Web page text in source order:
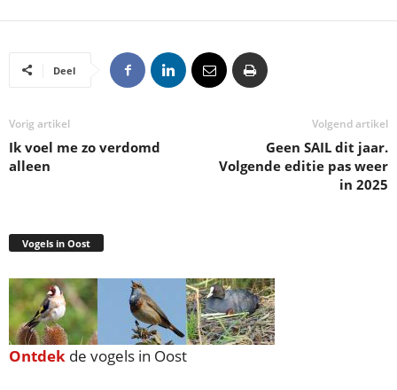
Deel
Vorig artikel
Ik voel me zo verdomd
alleen
Volgend artikel
Geen SAIL dit jaar.
Volgende editie pas weer
in 2025
Vogels in Oost
Ontdek de vogels in Oost